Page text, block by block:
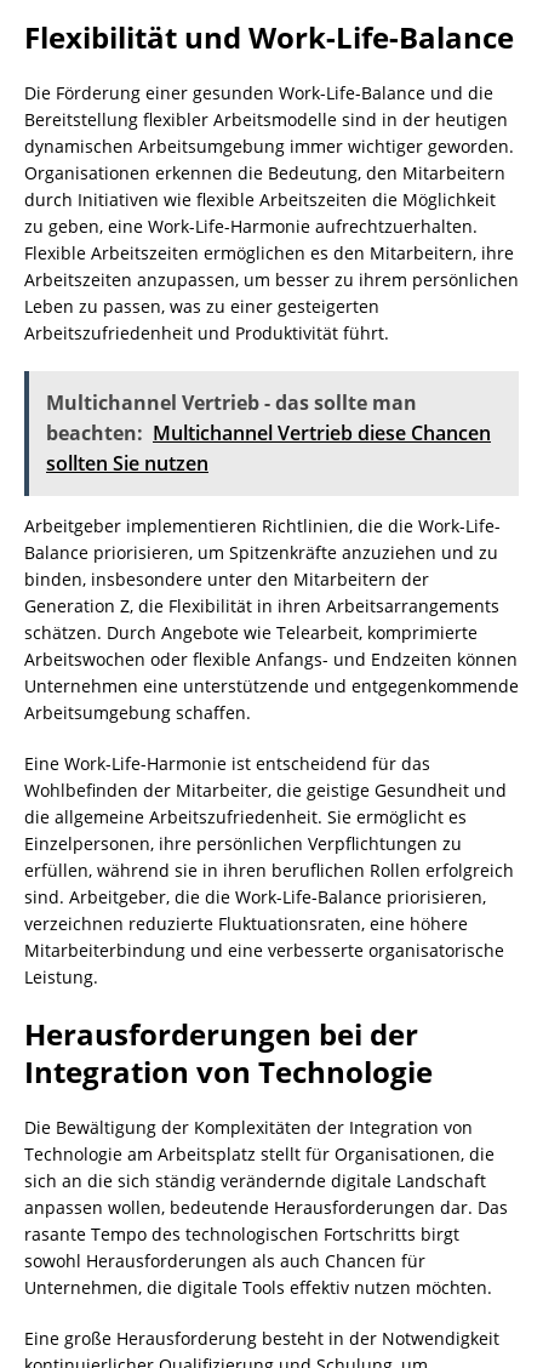
Flexibilität und Work-Life-Balance
Die Förderung einer gesunden Work-Life-Balance und die
Bereitstellung flexibler Arbeitsmodelle sind in der heutigen
dynamischen Arbeitsumgebung immer wichtiger geworden.
Organisationen erkennen die Bedeutung, den Mitarbeitern
durch Initiativen wie flexible Arbeitszeiten die Möglichkeit
zu geben, eine Work-Life-Harmonie aufrechtzuerhalten.
Flexible Arbeitszeiten ermöglichen es den Mitarbeitern, ihre
Arbeitszeiten anzupassen, um besser zu ihrem persönlichen
Leben zu passen, was zu einer gesteigerten
Arbeitszufriedenheit und Produktivität führt.
Multichannel Vertrieb - das sollte man
beachten: Multichannel Vertrieb diese Chancen
sollten Sie nutzen
Arbeitgeber implementieren Richtlinien, die die Work-Life-
Balance priorisieren, um Spitzenkräfte anzuziehen und zu
binden, insbesondere unter den Mitarbeitern der
Generation Z, die Flexibilität in ihren Arbeitsarrangements
schätzen. Durch Angebote wie Telearbeit, komprimierte
Arbeitswochen oder flexible Anfangs- und Endzeiten können
Unternehmen eine unterstützende und entgegenkommende
Arbeitsumgebung schaffen.
Eine Work-Life-Harmonie ist entscheidend für das
Wohlbefinden der Mitarbeiter, die geistige Gesundheit und
die allgemeine Arbeitszufriedenheit. Sie ermöglicht es
Einzelpersonen, ihre persönlichen Verpflichtungen zu
erfüllen, während sie in ihren beruflichen Rollen erfolgreich
sind. Arbeitgeber, die die Work-Life-Balance priorisieren,
verzeichnen reduzierte Fluktuationsraten, eine höhere
Mitarbeiterbindung und eine verbesserte organisatorische
Leistung.
Herausforderungen bei der
Integration von Technologie
Die Bewältigung der Komplexitäten der Integration von
Technologie am Arbeitsplatz stellt für Organisationen, die
sich an die sich ständig verändernde digitale Landschaft
anpassen wollen, bedeutende Herausforderungen dar. Das
rasante Tempo des technologischen Fortschritts birgt
sowohl Herausforderungen als auch Chancen für
Unternehmen, die digitale Tools effektiv nutzen möchten.
Eine große Herausforderung besteht in der Notwendigkeit